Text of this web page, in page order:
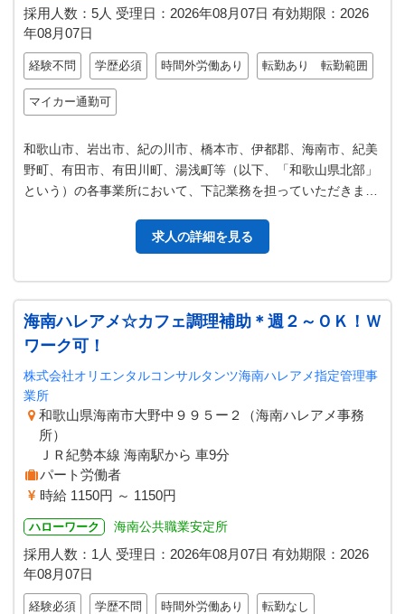
採用人数：5人 受理日： 2026年08月07日 有効期限： 2026
年08月07日
経験不問 学歴必須 時間外労働あり 転勤あり 転勤範囲
マイカー通勤可
和歌山市、岩出市、紀の川市、橋本市、伊都郡、海南市、紀美
野町、有田市、有田川町、湯浅町等（以下、「和歌山県北部」
という）の各事業所において、下記業務を担っていただきま
求人の詳細を見る
海南ハレアメ☆カフェ調理補助＊週２～ＯＫ！Ｗ
ワーク可！
株式会社オリエンタルコンサルタンツ海南ハレアメ指定管理事
業所
和歌山県海南市大野中９９５ー２（海南ハレアメ事務
所）
ＪＲ紀勢本線 海南駅から 車9分
パート労働者
時給 1150円 ～ 1150円
ハローワーク 海南公共職業安定所
採用人数：1人 受理日： 2026年08月07日 有効期限： 2026
年08月07日
経験必須 学歴不問 時間外労働あり 転勤なし